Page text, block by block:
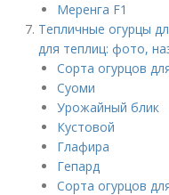
Меренга F1
Тепличные огурцы
для теплиц: фото,
Сорта огурцов
Суоми
Урожайный блик
Кустовой
Глафира
Гепард
Сорта огурцов